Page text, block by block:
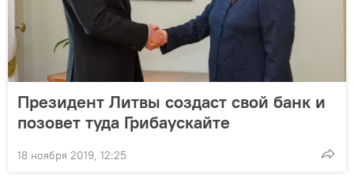
Президент Литвы создаст свой банк и
позовет туда Грибаускайте
18 ноября 2019, 12:25